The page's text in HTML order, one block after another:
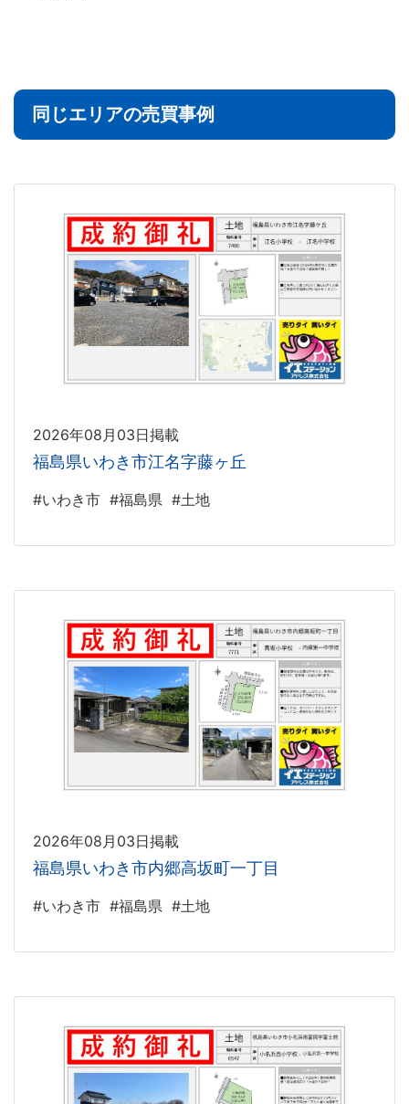
同じエリアの売買事例
2026年08月03日掲載
福島県いわき市江名字藤ヶ丘
#いわき市 #福島県 #土地
2026年08月03日掲載
福島県いわき市内郷高坂町一丁目
#いわき市 #福島県 #土地